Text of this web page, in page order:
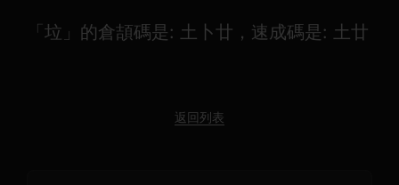
「垃」的倉頡碼是: 土卜廿，速成碼是: 土廿
返回列表